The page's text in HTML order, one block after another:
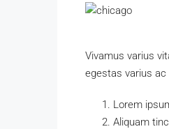
Vivamus varius
egestas varius
Lorem
Aliquam